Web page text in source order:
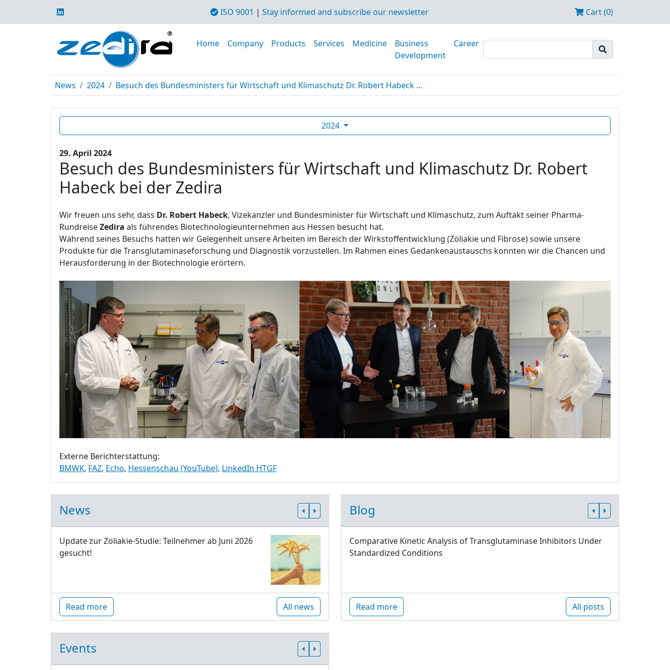
ISO 9001 | Stay informed and subscribe our newsletter Cart (0)
Home Company Products Services Medicine
Business
Development
Career
News 2024 Besuch des Bundesministers für Wirtschaft und Klimaschutz Dr. Robert Habeck ...
2024
29. April 2024
Besuch des Bundesministers für Wirtschaft und Klimaschutz Dr. Robert
Habeck bei der Zedira
Wir freuen uns sehr, dass Dr. Robert Habeck, Vizekanzler und Bundesminister für Wirtschaft und Klimaschutz, zum Auftakt seiner Pharma-
RundreiseZedira als führendes Biotechnologieunternehmen aus Hessen besucht hat.
Während seines Besuchs hatten wir Gelegenheit unsere Arbeiten im Bereich der Wirkstoffentwicklung (Zöliakie und Fibrose) sowie unsere
Produkte für die Transglutaminaseforschung und Diagnostik vorzustellen. Im Rahmen eines Gedankenaustauschs konnten wir die Chancen und
Herausforderung in der Biotechnologie erörtern.
Externe Berichterstattung:
BMWK, FAZ, Echo, Hessenschau (YouTube), LinkedIn HTGF
News
Update zur Zöliakie-Studie: Teilnehmer ab Juni 2026
gesucht!
Read more All news
Blog
Comparative Kinetic Analysis of Transglutaminase Inhibitors Under
Standardized Conditions
Read more All posts
Events